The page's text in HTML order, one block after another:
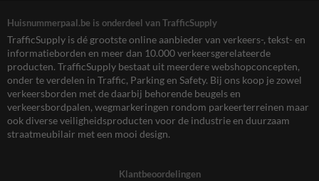
Huisnummerpaal.be is onderdeel van TrafficSupply
TrafficSupply is dé grootste online aanbieder van verkeers-, tekst- en
informatieborden en meer dan 10.000 verkeersgerelateerde
producten. TrafficSupply bestaat uit meerdere webshopconcepten,
onder te verdelen in Traffic, Parking en Safety. Bij ons koop je zowel
verkeersborden met de daarbij behorende beugels en
verkeersbordpalen, wegmarkeringen rondom parkeerterreinen maar
ook diverse veiligheidsproducten voor de industrie en duurzaam
straatmeubilair met een mooi design.
Klantbeoordelingen